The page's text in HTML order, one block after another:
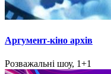
Аргумент-кіно архів
Розважальні шоу, 1+1